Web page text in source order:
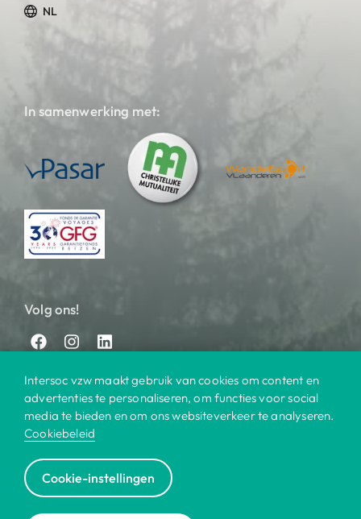
NL
In samenwerking met:
Volg ons!
Bestemmingen | Contact
Cookiebeleid | Disclaimer |
Intersoc vzw maakt gebruik van cookies om content en
advertenties te personaliseren, om functies voor social
media te bieden en om ons websiteverkeer te analyseren.
Cookiebeleid
Cookie-instellingen